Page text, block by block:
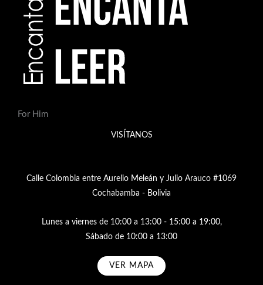
For Him
VISÍTANOS
Calle Colombia entre Aurelio Meleán y Julio Arauco #1069
Cochabamba - Bolivia
Lunes a viernes de 10:00 a 13:00 - 15:00 a 19:00,
Sábado de 10:00 a 13:00
VER MAPA